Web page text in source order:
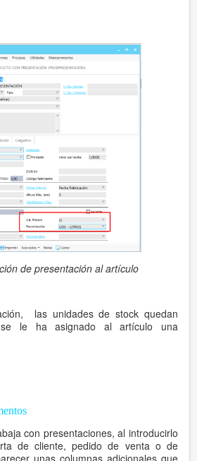
de presentación al artículo
las unidades de stock quedan
se le ha asignado al artículo una
con presentaciones, al introducirlo
de cliente, pedido de venta o de